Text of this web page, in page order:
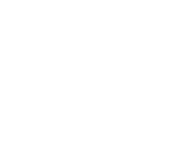
институция?
екип?